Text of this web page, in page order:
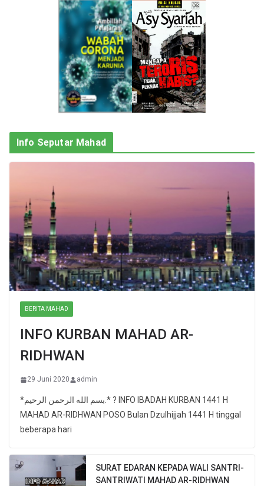
Info Seputar Mahad
BERITA MAHAD
INFO KURBAN MAHAD AR-
RIDHWAN
29 Juni 2020 admin
*بسم الله الرحمن الرحيم.* ? INFO IBADAH KURBAN 1441 H
MAHAD AR-RIDHWAN POSO Bulan Dzulhijjah 1441 H tinggal
beberapa hari
SURAT EDARAN KEPADA WALI SANTRI-
SANTRIWATI MAHAD AR-RIDHWAN